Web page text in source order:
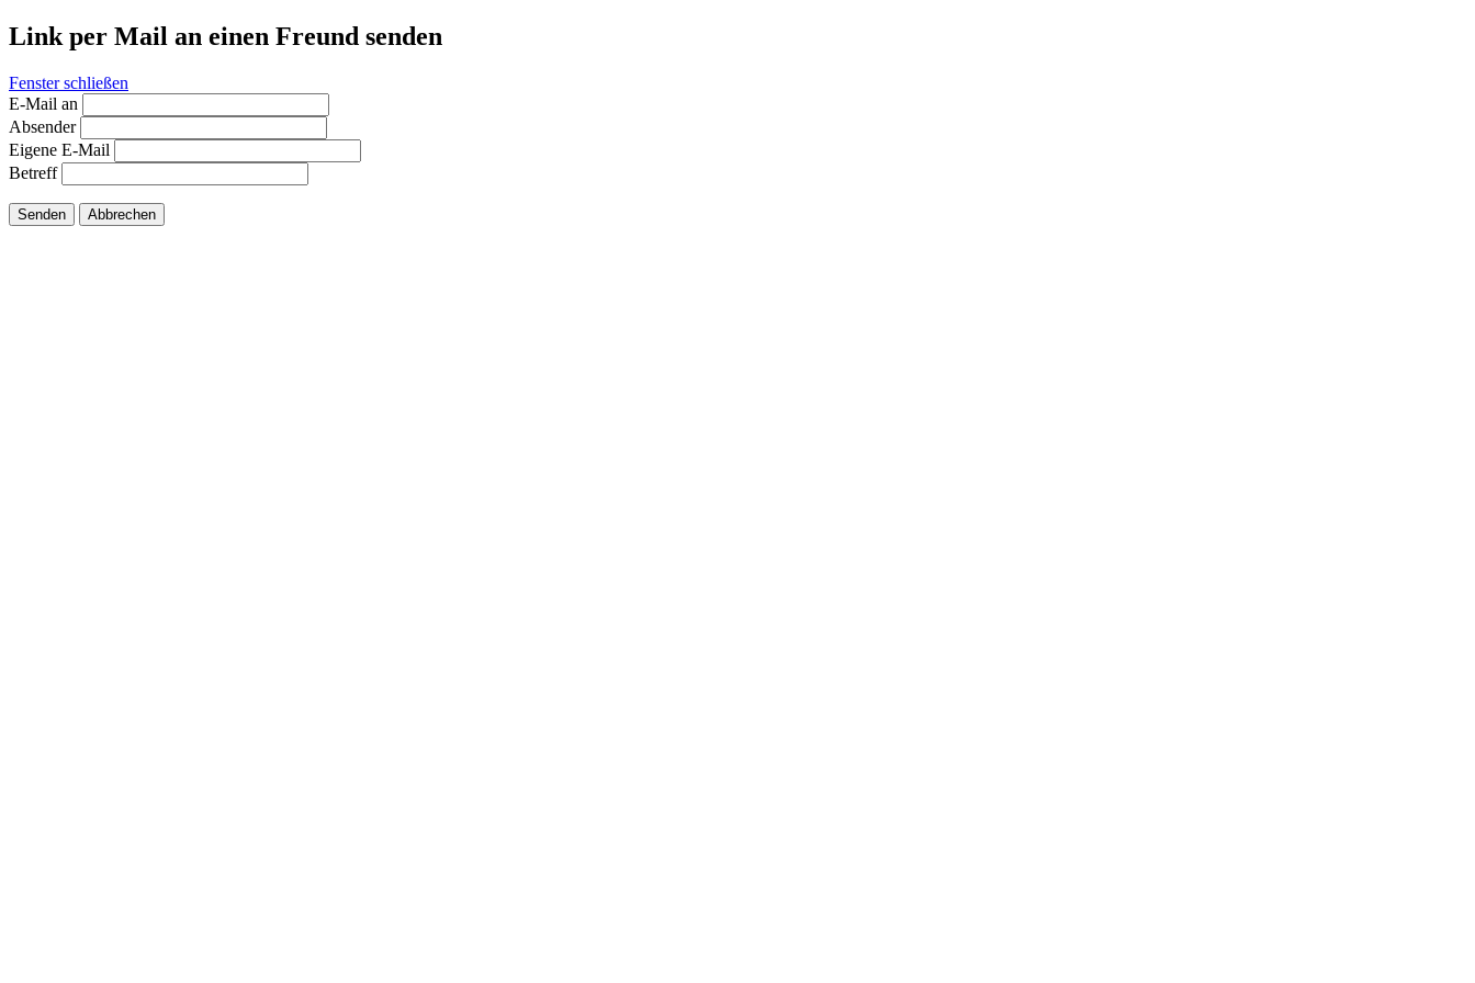
Link per Mail an einen Freund senden
Fenster schließen
E-Mail an
Absender
Eigene E-Mail
Betreff
Senden Abbrechen